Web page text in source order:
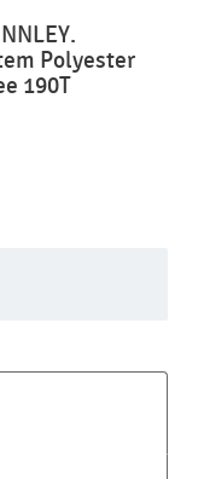
Polyester
190T